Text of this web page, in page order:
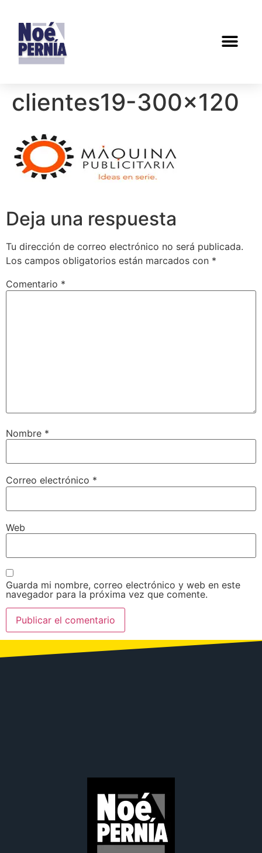
clientes19-300×120
Deja una respuesta
Tu dirección de correo electrónico no será publicada.
Los campos obligatorios están marcados con *
Comentario *
Nombre *
Correo electrónico *
Web
Guarda mi nombre, correo electrónico y web en este
navegador para la próxima vez que comente.